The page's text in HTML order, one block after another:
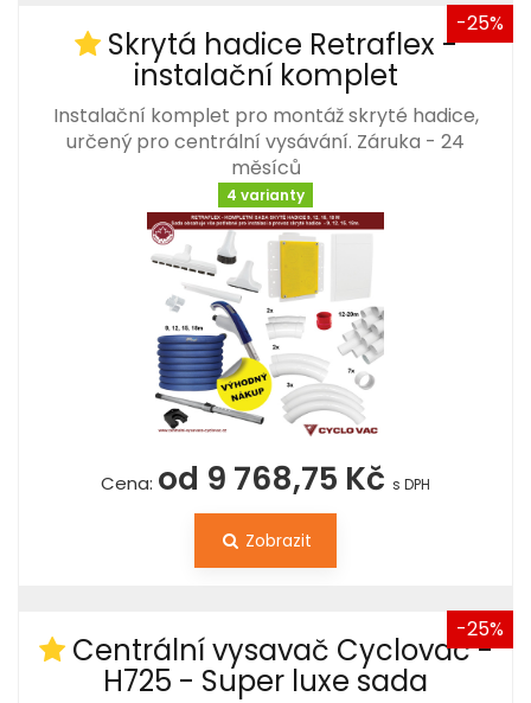
-25%
Skrytá hadice Retraflex -
instalační komplet
Instalační komplet pro montáž skryté hadice,
určený pro centrální vysávání. Záruka - 24
měsíců
4 varianty
Cena: od 9 768,75 Kč s DPH
Zobrazit
-25%
Centrální vysavač Cyclovac -
H725 - Super luxe sada